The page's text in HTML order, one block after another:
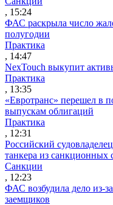
, 15:24
ФАС раскрыла число
полугодии
Практика
, 14:47
NexTouch выкупит
Практика
, 13:35
«Евротранс» перешел в
выпускам облигаций
Практика
, 12:31
Российский
танкера из санкционных
Санкции
, 12:23
ФАС возбудила дело из-
заемщиков